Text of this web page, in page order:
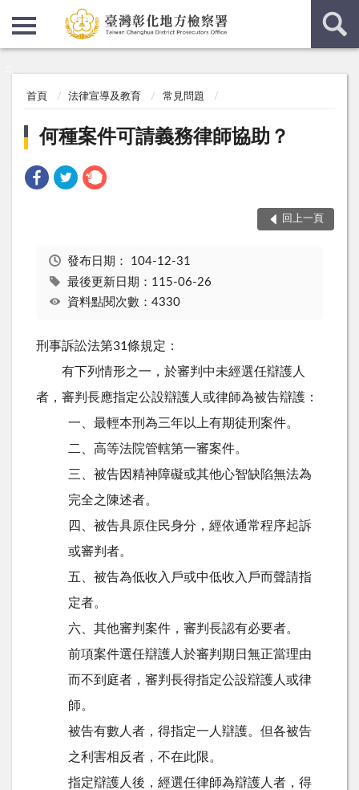
首頁 法律宣導及教育 常見問題
何種案件可請義務律師協助？
回上一頁
發布日期： 104-12-31
最後更新日期：115-06-26
資料點閱次數：4330
刑事訴訟法第31條規定：
有下列情形之一，於審判中未經選任辯護人
者，審判長應指定公設辯護人或律師為被告辯護：
一、最輕本刑為三年以上有期徒刑案件。
二、高等法院管轄第一審案件。
三、被告因精神障礙或其他心智缺陷無法為
完全之陳述者。
四、被告具原住民身分，經依通常程序起訴
或審判者。
五、被告為低收入戶或中低收入戶而聲請指
定者。
六、其他審判案件，審判長認有必要者。
前項案件選任辯護人於審判期日無正當理由
而不到庭者，審判長得指定公設辯護人或律
師。
被告有數人者，得指定一人辯護。但各被告
之利害相反者，不在此限。
指定辯護人後，經選任律師為辯護人者，得